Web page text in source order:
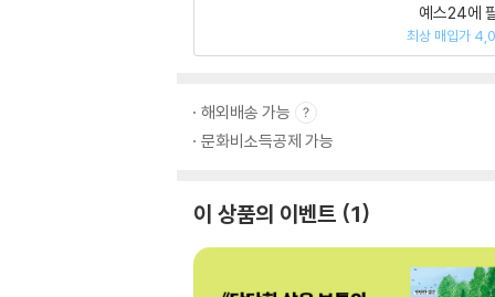
예스24에
최상 매입가
해외배송 가능
문화비소득공제 가능
이 상품의 이벤트 1